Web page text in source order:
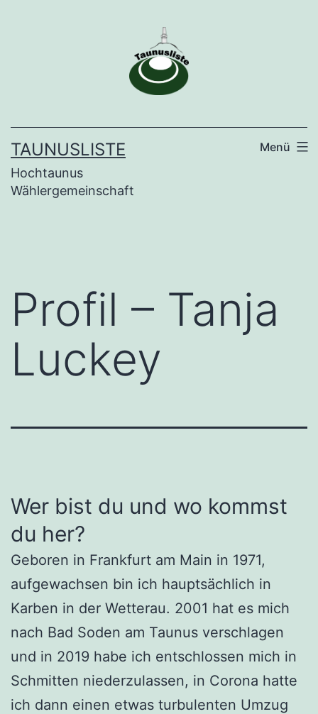
TAUNUSLISTE
Hochtaunus
Wählergemeinschaft
Menü
Profil – Tanja
Luckey
Wer bist du und wo kommst
du her?
Geboren in Frankfurt am Main in 1971,
aufgewachsen bin ich hauptsächlich in
Karben in der Wetterau. 2001 hat es mich
nach Bad Soden am Taunus verschlagen
und in 2019 habe ich entschlossen mich in
Schmitten niederzulassen, in Corona hatte
ich dann einen etwas turbulenten Umzug